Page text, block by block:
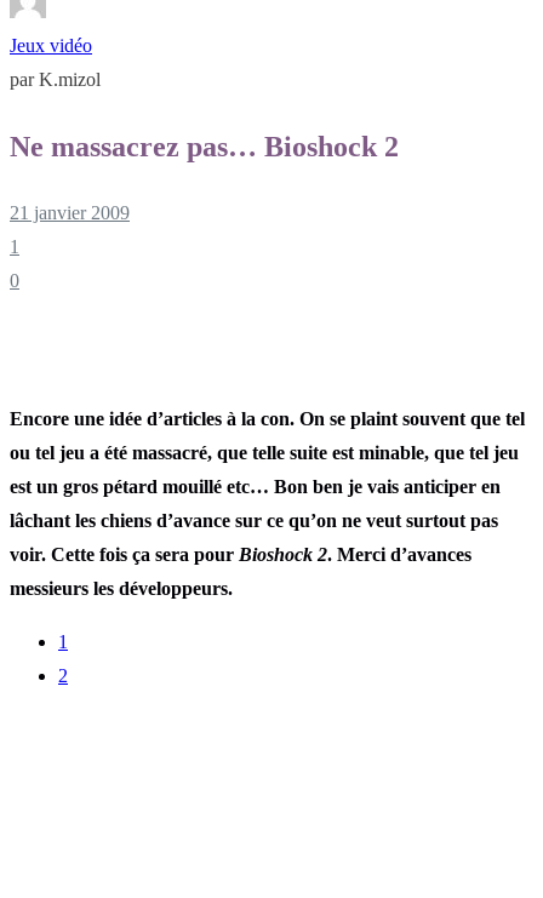
Jeux vidéo
par K.mizol
Ne massacrez pas… Bioshock 2
21 janvier 2009
1
0
Encore une idée d’articles à la con. On se plaint souvent que tel
ou tel jeu a été massacré, que telle suite est minable, que tel jeu
est un gros pétard mouillé etc… Bon ben je vais anticiper en
lâchant les chiens d’avance sur ce qu’on ne veut surtout pas
voir. Cette fois ça sera pour Bioshock 2. Merci d’avances
messieurs les développeurs.
1
2